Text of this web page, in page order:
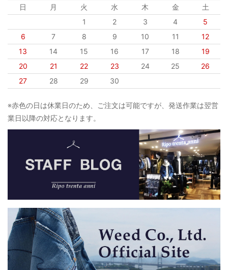
日 月 火 水 木 金
土
1
2 3 4
5
6
7 8 9 10 11
12
13
14 15 16 17 18
19
20
21 22 23 24 25
26
27
28 29 30
※赤色の日は休業日のため、ご注文は可能ですが、発送作業は翌営
業日以降の対応となります。